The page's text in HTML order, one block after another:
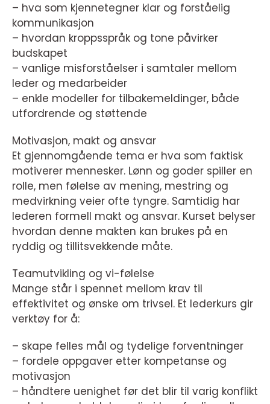
– hva som kjennetegner klar og forståelig
kommunikasjon
– hvordan kroppsspråk og tone påvirker
budskapet
– vanlige misforståelser i samtaler mellom
leder og medarbeider
– enkle modeller for tilbakemeldinger, både
utfordrende og støttende
Motivasjon, makt og ansvar
Et gjennomgående tema er hva som faktisk
motiverer mennesker. Lønn og goder spiller en
rolle, men følelse av mening, mestring og
medvirkning veier ofte tyngre. Samtidig har
lederen formell makt og ansvar. Kurset belyser
hvordan denne makten kan brukes på en
ryddig og tillitsvekkende måte.
Teamutvikling og vi-følelse
Mange står i spennet mellom krav til
effektivitet og ønske om trivsel. Et lederkurs gir
verktøy for å:
– skape felles mål og tydelige forventninger
– fordele oppgaver etter kompetanse og
motivasjon
– håndtere uenighet før det blir til varig konflikt